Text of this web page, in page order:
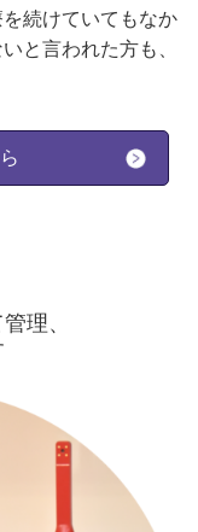
続けていてもなか
と言われた方も、
理、